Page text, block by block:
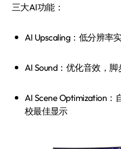
三大AI功能：
AI Upscaling：低分辨率
AI Sound：优化音效，
AI Scene Optimization：自动识别画面场景，调
校最佳显示